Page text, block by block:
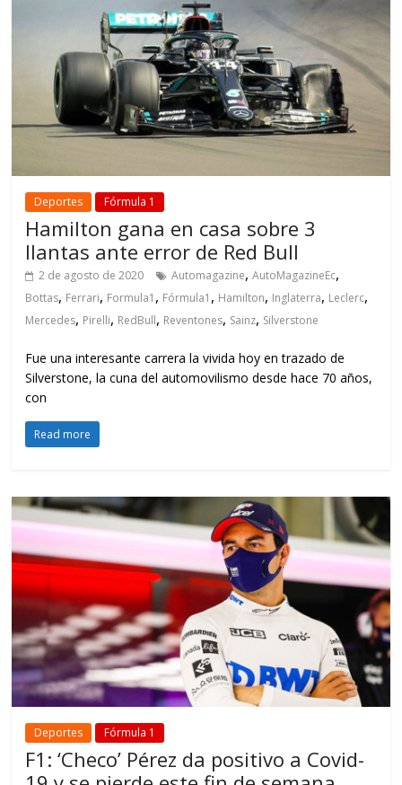
Deportes Fórmula 1
Hamilton gana en casa sobre 3
llantas ante error de Red Bull
2 de agosto de 2020 Automagazine,AutoMagazineEc,
Bottas, Ferrari, Formula1 , Fórmula1 , Hamilton, Inglaterra, Leclerc,
Mercedes, Pirelli, RedBull, Reventones, Sainz, Silverstone
Fue una interesante carrera la vivida hoy en trazado de
Silverstone, la cuna del automovilismo desde hace 70 años,
con
Read more
Deportes Fórmula 1
F1: ‘Checo’ Pérez da positivo a Covid-